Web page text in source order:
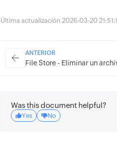
Última actualización 2026-03-20
ANTERIOR
File Store - Eliminar un
Was this document helpful?
Yes No